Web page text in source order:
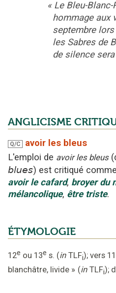
« Le Bleu-
hommage aux
septembre
les Sabres de
de silence
ANGLICISME
Q/C
avoir les bleus
L'emploi de avoir les bleus (
blues) est critiqué
avoir le cafard, broyer du
mélancolique, être triste.
ÉTYMOLOGIE
12e ou 13e s. (in TLFi); vers
blanchâtre, livide » (in TLFi);